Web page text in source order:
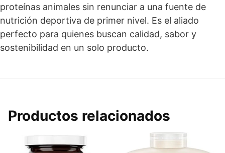
proteínas animales sin renunciar a una fuente de
nutrición deportiva de primer nivel. Es el aliado
perfecto para quienes buscan calidad, sabor y
sostenibilidad en un solo producto.
Productos relacionados